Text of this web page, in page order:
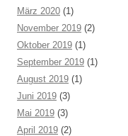
März 2020 (1)
November 2019 (2)
Oktober 2019 (1)
September 2019 (1)
August 2019 (1)
Juni 2019 (3)
Mai 2019 (3)
April 2019 (2)